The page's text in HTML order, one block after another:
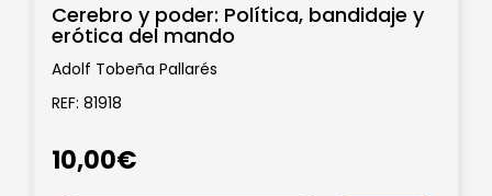
Cerebro y poder: Política, bandidaje y
erótica del mando
Adolf Tobeña Pallarés
REF: 81918
10,00€